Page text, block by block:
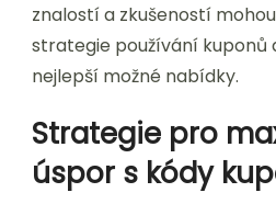
znalostí a zkušeností
strategie používání kuponů
nejlepší možné nabídky.
Strategie pro
úspor s kódy